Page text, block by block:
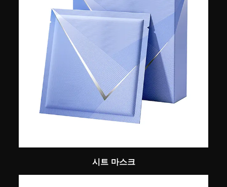
시트 마스크